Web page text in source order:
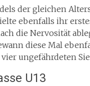
der gleichen
ebenfalls ihr
die Nervosität
diese Mal
ungefährdeten
U13